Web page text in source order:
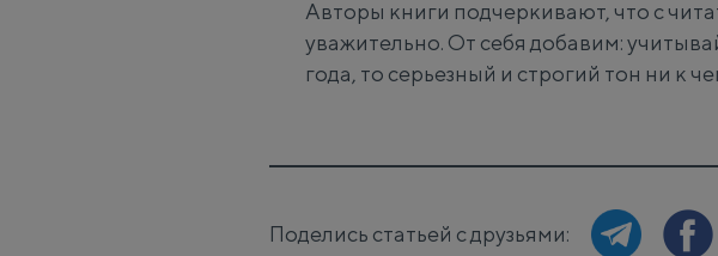
Авторы книги подчеркивают, что с
уважительно. От себя добавим:
года, то серьезный и строгий тон ни к
Поделись статьей с друзьями: